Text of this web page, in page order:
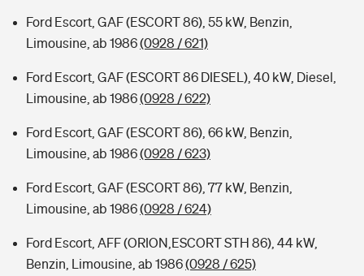
Ford Escort, GAF (ESCORT 86), 55 kW, Benzin,
Limousine, ab 1986(0928 / 621)
Ford Escort, GAF (ESCORT 86 DIESEL), 40 kW, Diesel,
Limousine, ab 1986(0928 / 622)
Ford Escort, GAF (ESCORT 86), 66 kW, Benzin,
Limousine, ab 1986(0928 / 623)
Ford Escort, GAF (ESCORT 86), 77 kW, Benzin,
Limousine, ab 1986(0928 / 624)
Ford Escort, AFF (ORION,ESCORT STH 86), 44 kW,
Benzin, Limousine, ab 1986(0928 / 625)